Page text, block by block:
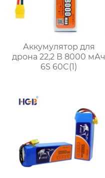
Аккумулятор для
дрона 22,2 В 8000 мАч
6S 60C(1)